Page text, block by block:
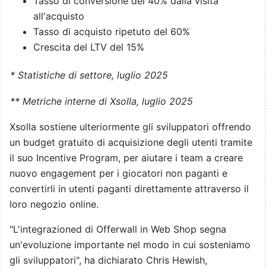
all'acquisto
Tasso di acquisto ripetuto del 60%
Crescita del LTV del 15%
* Statistiche di settore, luglio 2025
** Metriche interne di Xsolla, luglio 2025
Xsolla sostiene ulteriormente gli sviluppatori offrendo
un budget gratuito di acquisizione degli utenti tramite
il suo Incentive Program, per aiutare i team a creare
nuovo engagement per i giocatori non paganti e
convertirli in utenti paganti direttamente attraverso il
loro negozio online.
"L'integrazioned di Offerwall in Web Shop segna
un'evoluzione importante nel modo in cui sosteniamo
gli sviluppatori", ha dichiarato Chris Hewish,